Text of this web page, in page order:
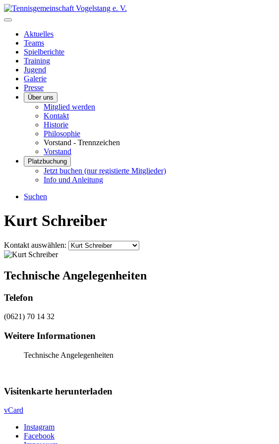
Aktuelles
Teams
Spielberichte
Training
Jugend
Galerie
Presse
Über uns
Mitglied werden
Kontakt
Historie
Philosophie
Vorstand - Trennzeichen
Vorstand
Platzbuchung
Jetzt buchen (nur registierte Mitglieder)
Info und Anleitung
Suchen
Kurt Schreiber
Kontakt auswählen:
Technische Angelegenheiten
Telefon
(0621) 70 14 32
Weitere Informationen
Technische Angelegenheiten
Visitenkarte herunterladen
vCard
Instagram
Facebook